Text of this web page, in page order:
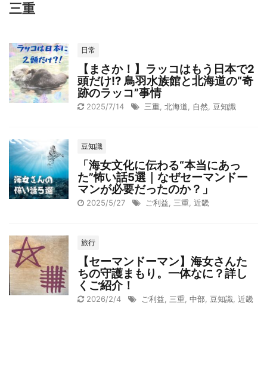
三重
日常
【まさか！】ラッコはもう日本で2
頭だけ!? 鳥羽水族館と北海道の“奇
跡のラッコ”事情
2025/7/14 三重 北海道 自然 豆知識
豆知識
「海女文化に伝わる“本当にあっ
た”怖い話5選｜なぜセーマンドー
マンが必要だったのか？」
2025/5/27 ご利益 三重 近畿
旅行
【セーマンドーマン】海女さんた
ちの守護まもり。一体なに？詳し
くご紹介！
2026/2/4 ご利益 三重 中部 豆知識 近畿